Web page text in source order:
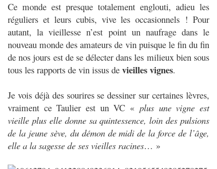
Ce monde est presque totalement englouti, adieu les
réguliers et leurs cubis, vive les occasionnels ! Pour
autant, la vieillesse n’est point un naufrage dans le
nouveau monde des amateurs de vin puisque le fin du fin
de nos jours est de se délecter dans les milieux bien sous
tous les rapports de vin issus de vieilles vignes.
Je vois déjà des sourires se dessiner sur certaines lèvres,
vraiment ce Taulier est un VC « plus une vigne est
vieille plus elle donne sa quintessence, loin des pulsions
de la jeune sève, du démon de midi de la force de l’âge,
elle a la sagesse de ses vieilles racines… »